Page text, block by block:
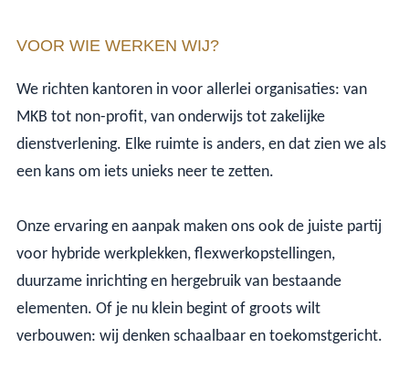
VOOR WIE WERKEN WIJ?
We richten kantoren in voor allerlei organisaties: van
MKB tot non-profit, van onderwijs tot zakelijke
dienstverlening. Elke ruimte is anders, en dat zien we als
een kans om iets unieks neer te zetten.
Onze ervaring en aanpak maken ons ook de juiste partij
voor hybride werkplekken, flexwerkopstellingen,
duurzame inrichting en hergebruik van bestaande
elementen. Of je nu klein begint of groots wilt
verbouwen: wij denken schaalbaar en toekomstgericht.